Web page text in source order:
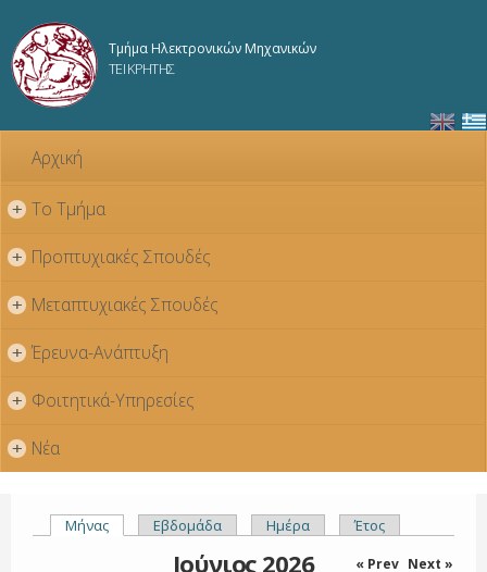
κυρίως
Τμήμα Ηλεκτρονικών Μηχανικών
ΤΕΙ ΚΡΗΤΗΣ
Αρχική
+ Το Τμήμα
+ Προπτυχιακές Σπουδές
+ Μεταπτυχιακές Σπουδές
+ Έρευνα-Ανάπτυξη
+ Φοιτητικά-Υπηρεσίες
+ Νέα
Πρωτεύουσες καρτέλες
Μήνας(ενεργή καρτέλα)
Εβδομάδα Ημέρα Έτος
Ιούνιος 2026 « Prev Next »